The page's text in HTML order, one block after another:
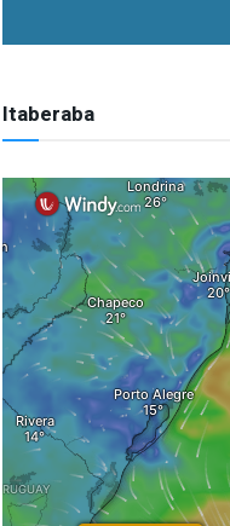
Itaberaba